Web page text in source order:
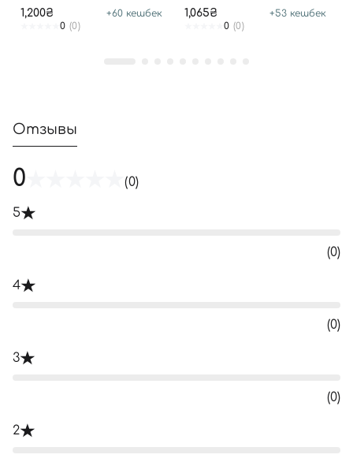
1,200₴ +60 кешбек
0 (0)
TREATMENT
1,065₴ +53 кешбек
0 (0)
Отзывы
0 (0)
5
(0)
4
(0)
3
(0)
2